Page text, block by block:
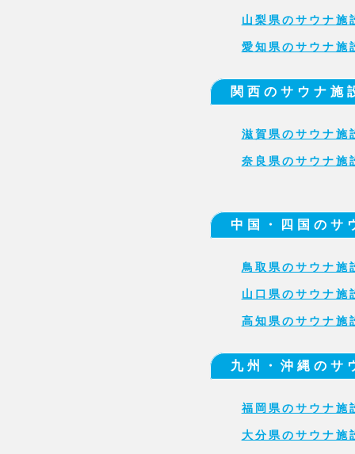
山梨県のサウナ施
愛知県のサウナ施
関西のサウナ施
滋賀県のサウナ施
奈良県のサウナ施
中国・四国のサ
鳥取県のサウナ施
山口県のサウナ施
高知県のサウナ施
九州・沖縄のサ
福岡県のサウナ施
大分県のサウナ施